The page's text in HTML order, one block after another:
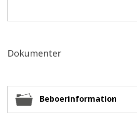
Dokumenter
Beboerinformation